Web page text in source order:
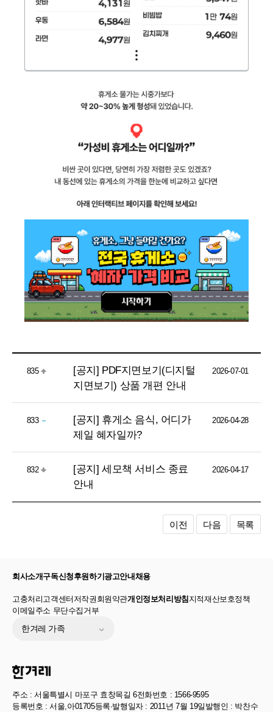
835
[공지] PDF지면보기(디지털
지면보기) 상품 개편 안내
2026-07-01
833
[공지] 휴게소 음식, 어디가
제일 혜자일까?
2026-04-28
832
[공지] 세모책 서비스 종료
안내
2026-04-17
이전 다음 목록
회사소개구독신청후원하기 광고안내채용
고충처리고객센터 저작권 회원약관개인정보처리방침 지적재산보호정책
이메일주소 무단수집거부
한겨레 가족
주소 : 서울특별시 마포구 효창목길 6전화번호 : 1566-9595
등록번호 : 서울,아01705등록·발행일자 : 2011년 7월 19일 발행인 : 박찬수